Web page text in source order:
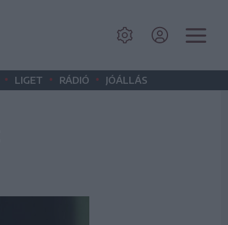
• LIGET • RÁDIÓ • JÓÁLLÁS